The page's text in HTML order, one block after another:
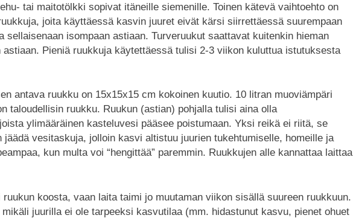
tai maitotölkki sopivat itäneille siemenille. Toinen kätevä vaihtoehto on
joita käyttäessä kasvin juuret eivät kärsi siirrettäessä suurempaan
sellaisenaan isompaan astiaan. Turveruukut saattavat kuitenkin hieman
astiaan. Pieniä ruukkuja käytettäessä tulisi 2-3 viikon kuluttua istutuksesta
antava ruukku on 15x15x15 cm kokoinen kuutio. 10 litran muoviämpäri
taloudellisin ruukku. Ruukun (astian) pohjalla tulisi aina olla
ylimääräinen kasteluvesi pääsee poistumaan. Yksi reikä ei riitä, se
jäädä vesitaskuja, jolloin kasvi altistuu juurien tukehtumiselle, homeille ja
kun multa voi “hengittää” paremmin. Ruukkujen alle kannattaa laittaa
koosta, vaan laita taimi jo muutaman viikon sisällä suureen ruukkuun.
juurilla ei ole tarpeeksi kasvutilaa (mm. hidastunut kasvu, pienet ohuet